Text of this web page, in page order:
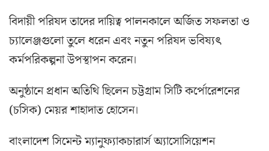
বিদায়ী পরিষদ তাদের দায়িত্ব পালনকালে অর্জিত সফলতা ও
চ্যালেঞ্জগুলো তুলে ধরেন এবং নতুন পরিষদ ভবিষ্যৎ
কর্মপরিকল্পনা উপস্থাপন করেন।
অনুষ্ঠানে প্রধান অতিথি ছিলেন চট্টগ্রাম সিটি কর্পোরেশনের
(চসিক) মেয়র শাহাদাত হোসেন।
বাংলাদেশ সিমেন্ট ম্যানুফ্যাকচারার্স অ্যাসোসিয়েশন